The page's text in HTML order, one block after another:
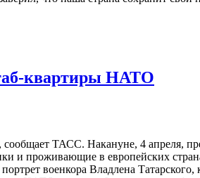
квартиры НАТО
сообщает ТАСС. Накануне, 4 апреля,
и проживающие в европейских
военкора Владлена